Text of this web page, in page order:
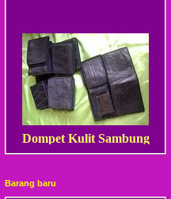
Dompet Kulit Sambung
Barang baru